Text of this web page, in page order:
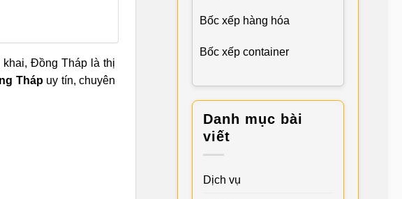
Đồng Tháp là thị
Thápuy tín, chuyên
Bốc xếp hàng hóa
Bốc xếp container
Danh mục bài
viết
Dịch vụ